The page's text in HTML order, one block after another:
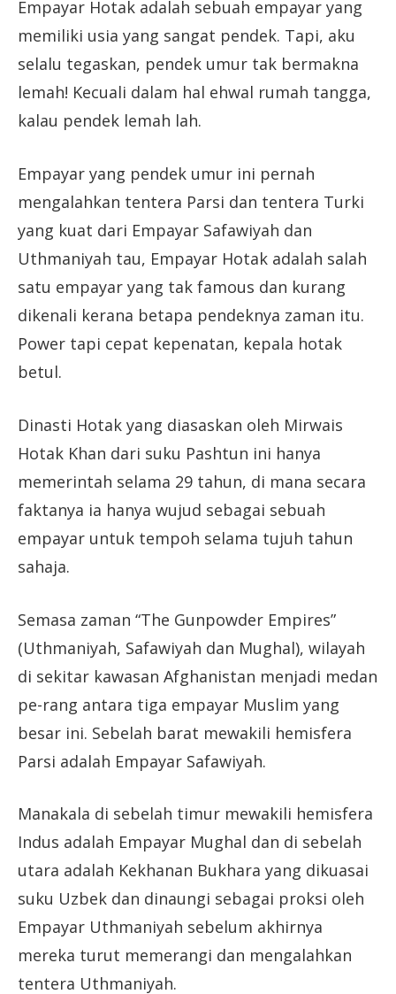
Empayar Hotak adalah sebuah empayar yang
memiliki usia yang sangat pendek. Tapi, aku
selalu tegaskan, pendek umur tak bermakna
lemah! Kecuali dalam hal ehwal rumah tangga,
kalau pendek lemah lah.
Empayar yang pendek umur ini pernah
mengalahkan tentera Parsi dan tentera Turki
yang kuat dari Empayar Safawiyah dan
Uthmaniyah tau, Empayar Hotak adalah salah
satu empayar yang tak famous dan kurang
dikenali kerana betapa pendeknya zaman itu.
Power tapi cepat kepenatan, kepala hotak
betul.
Dinasti Hotak yang diasaskan oleh Mirwais
Hotak Khan dari suku Pashtun ini hanya
memerintah selama 29 tahun, di mana secara
faktanya ia hanya wujud sebagai sebuah
empayar untuk tempoh selama tujuh tahun
sahaja.
Semasa zaman “The Gunpowder Empires”
(Uthmaniyah, Safawiyah dan Mughal), wilayah
di sekitar kawasan Afghanistan menjadi medan
pe-rang antara tiga empayar Muslim yang
besar ini. Sebelah barat mewakili hemisfera
Parsi adalah Empayar Safawiyah.
Manakala di sebelah timur mewakili hemisfera
Indus adalah Empayar Mughal dan di sebelah
utara adalah Kekhanan Bukhara yang dikuasai
suku Uzbek dan dinaungi sebagai proksi oleh
Empayar Uthmaniyah sebelum akhirnya
mereka turut memerangi dan mengalahkan
tentera Uthmaniyah.